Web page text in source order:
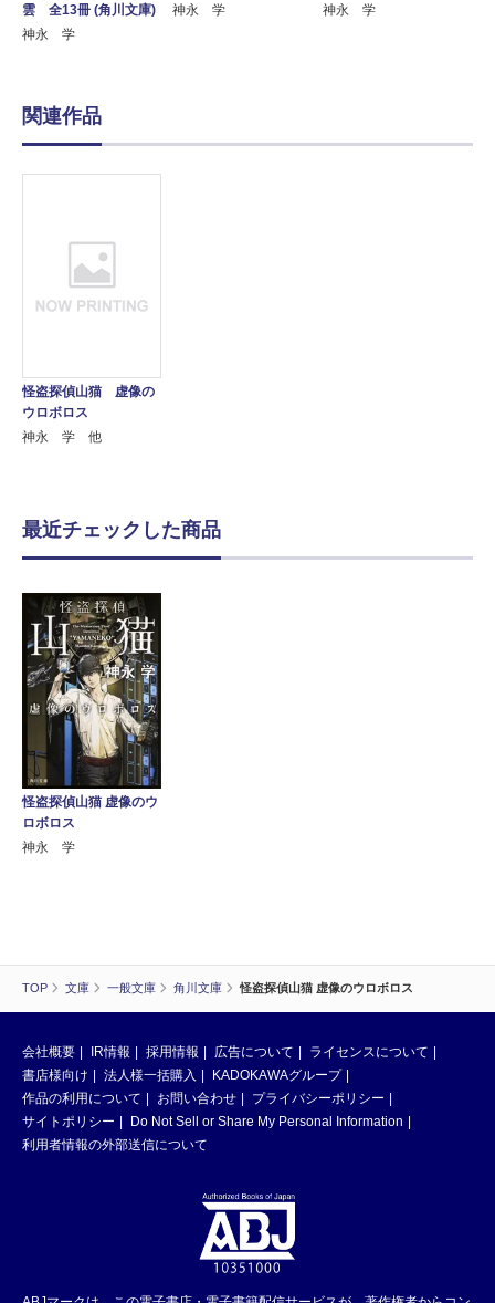
TOP 文庫 一般文庫 角川文庫 怪盗探偵山猫 虚像のウロボロス
雲 全13冊 (角川文庫)
神永 学
神永 学
神永 学
関連作品
怪盗探偵山猫 虚像の
ウロボロス
神永 学 他
最近チェックした商品
怪盗探偵山猫 虚像のウ
ロボロス
神永 学
会社概要 IR情報 採用情報 広告について
ライセンスについて
書店様向け
法人様一括購入
KADOKAWAグループ
作品の利用について
お問い合わせ
プライバシーポリシー
サイトポリシー
Do Not Sell or Share My Personal Information
利用者情報の外部送信について